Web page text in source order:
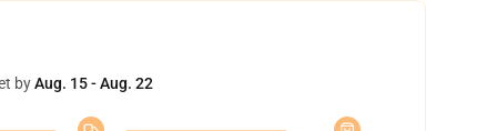
byAug. 15 - Aug. 22